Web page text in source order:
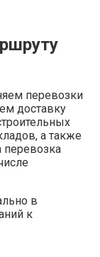
перевозки
доставку
а также
в
к